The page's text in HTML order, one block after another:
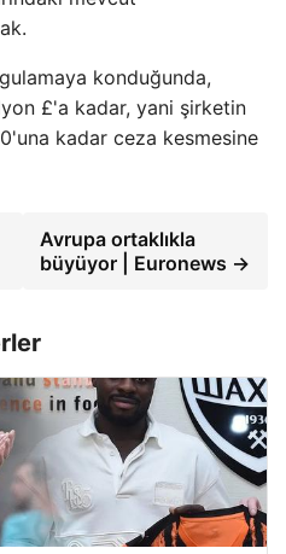
konduğunda,
£'a kadar, yani şirketin
kadar ceza kesmesine
Avrupa ortaklıkla
büyüyor | Euronews →